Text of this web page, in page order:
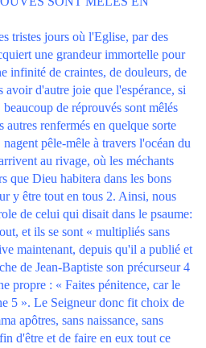
tristes jours où l'Eglise, par des
une grandeur immortelle pour
infinité de craintes, de douleurs, de
avoir d'autre joie que l'espérance, si
de réprouvés sont mêlés
autres renfermés en quelque sorte
pêle-mêle à travers l'océan du
au rivage, où les méchants
que Dieu habitera dans les bons
y être tout en tous 2. Ainsi, nous
de celui qui disait dans le psaume:
et ils se sont « multipliés sans
maintenant, depuis qu'il a publié et
de Jean-Baptiste son précurseur 4
propre : « Faites pénitence, car le
5 ». Le Seigneur donc fit choix de
apôtres, sans naissance, sans
d'être et de faire en eux tout ce